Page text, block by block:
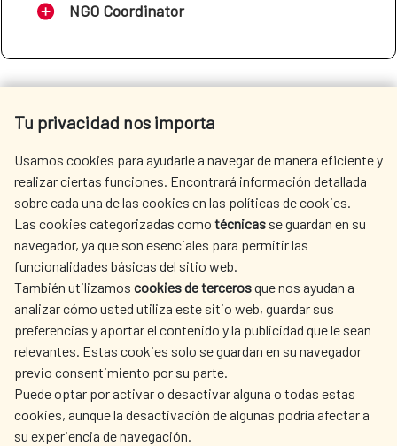
NGO Coordinator
SEE MORE SITES OF INTEREST
SEDE ELECTRÓNICA
Fecha de modificación de la página: 15/06/2026
Tu privacidad nos importa
Usamos cookies para ayudarle a navegar de manera eficiente y
realizar ciertas funciones. Encontrará información detallada
sobre cada una de las cookies en las políticas de cookies.
Las cookies categorizadas como técnicas se guardan en su
navegador, ya que son esenciales para permitir las
funcionalidades básicas del sitio web.
También utilizamos cookies de tercerosque nos ayudan a
analizar cómo usted utiliza este sitio web, guardar sus
preferencias y aportar el contenido y la publicidad que le sean
relevantes. Estas cookies solo se guardan en su navegador
previo consentimiento por su parte.
Puede optar por activar o desactivar alguna o todas estas
cookies, aunque la desactivación de algunas podría afectar a
su experiencia de navegación.